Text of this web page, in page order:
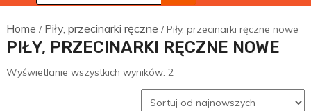
Home / Piły, przecinarki ręczne / Piły, przecinarki ręczne nowe
PIŁY, PRZECINARKI RĘCZNE NOWE
Wyświetlanie wszystkich wyników: 2Posortowane
najnowszych